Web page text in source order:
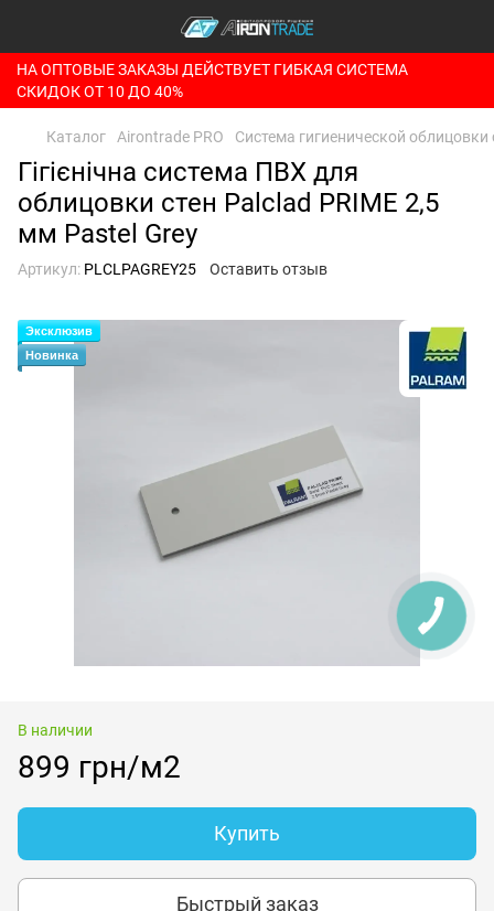
НА ОПТОВЫЕ ЗАКАЗЫ ДЕЙСТВУЕТ ГИБКАЯ СИСТЕМА
СКИДОК ОТ 10 ДО 40%
Каталог Airontrade PRO Система гигиенической облицовки
Гігієнічна система ПВХ для
облицовки стен Palclad PRIME 2,5
мм Pastel Grey
Артикул: PLCLPAGREY25 Оставить отзыв
Эксклюзив
Новинка
В наличии
899 грн/м2
Купить
Быстрый заказ